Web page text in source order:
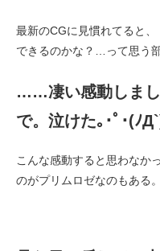
最新のCGに見慣れてると
できるのかな？…って思う
……凄い感動しまし
で。泣けた｡･ﾟ･(ﾉ
こんな感動すると思わなか
のがプリムロゼなのもある。